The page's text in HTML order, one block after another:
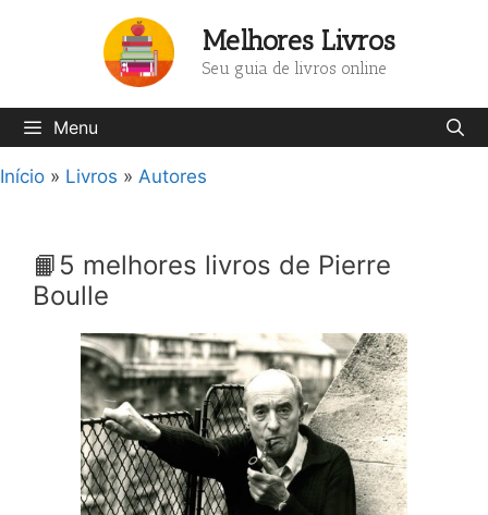
Melhores Livros
Seu guia de livros online
Menu
Início » Livros » Autores
📙5 melhores livros de Pierre
Boulle